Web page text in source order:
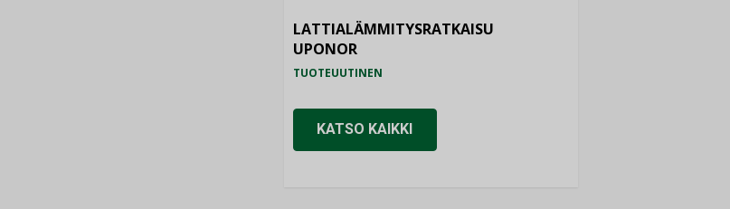
LATTIALÄMMITYSRATKAISU
UPONOR
TUOTEUUTINEN
KATSO KAIKKI